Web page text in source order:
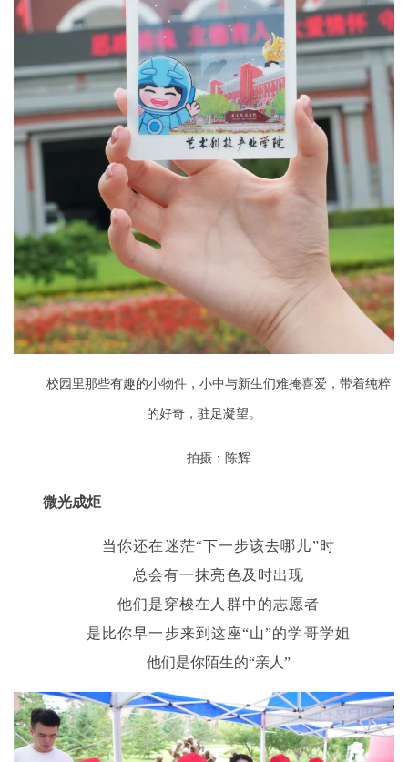
校园里那些有趣的小物件，小中与新生们难掩喜爱，带着纯粹
的好奇，驻足凝望。
拍摄：陈辉
微光成炬
当你还在迷茫“下一步该去哪儿”时
总会有一抹亮色及时出现
他们是穿梭在人群中的志愿者
是比你早一步来到这座“山”的学哥学姐
他们是你陌生的“亲人”